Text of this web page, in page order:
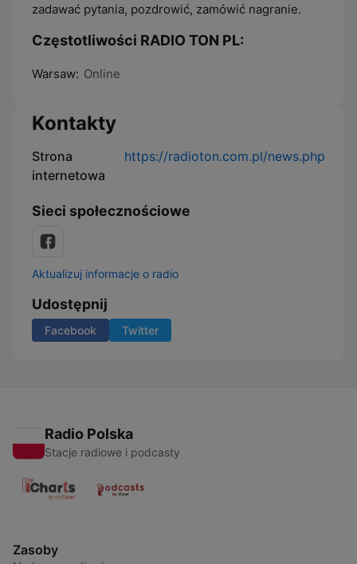
zadawać pytania, pozdrowić, zamówić nagranie.
Częstotliwości RADIO TON PL:
Warsaw: Online
Kontakty
Strona
internetowa
https://radioton.com.pl/news.php
Sieci społecznościowe
Aktualizuj informacje o radio
Udostępnij
Facebook Twitter
Radio Polska
Stacje radiowe i podcasty
Zasoby